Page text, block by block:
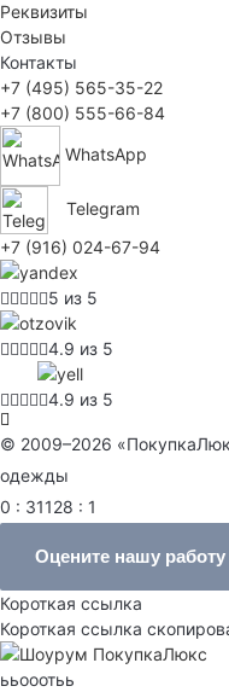
Реквизиты
Отзывы
Контакты
+7 (495) 565-35-22
+7 (800) 555-66-84
WhatsApp
Telegram
+7 (916) 024-67-94
5 из 5
4.9 из 5
4.9 из 5
© 2009–2026
одежды
0 : 31128 : 1
Оцените нашу работу
Короткая ссылка
Короткая ссылка
ььооотьь